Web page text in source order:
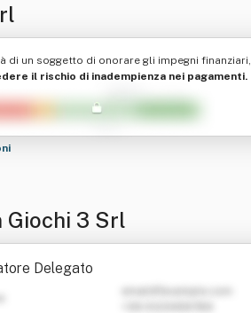
di un soggetto di onorare gli impegni finanziari,
il rischio di inadempienza nei pagamenti.
Giochi 3 Srl
Delegato